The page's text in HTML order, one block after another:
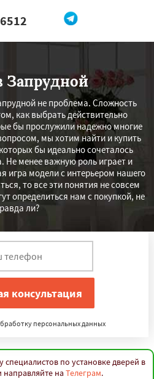
мне
Запрудной
не проблема. Сложность
как выбрать действительно
бы прослужили надежно многие
мы хотим найти и купить
бы идеально сочеталось
Не менее важную роль играет и
игра модели с интерьером нашего
то все эти понятия не совсем
определиться нам с покупкой, не
ли?
персональных данных
специалистов по установке дверей в
направляйте на Телеграм.